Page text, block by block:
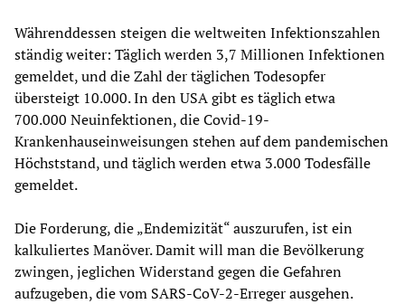
Währenddessen steigen die weltweiten Infektionszahlen
ständig weiter: Täglich werden 3,7 Millionen Infektionen
gemeldet, und die Zahl der täglichen Todesopfer
übersteigt 10.000. In den USA gibt es täglich etwa
700.000 Neuinfektionen, die Covid-19-
Krankenhauseinweisungen stehen auf dem pandemischen
Höchststand, und täglich werden etwa 3.000 Todesfälle
gemeldet.
Die Forderung, die „Endemizität“ auszurufen, ist ein
kalkuliertes Manöver. Damit will man die Bevölkerung
zwingen, jeglichen Widerstand gegen die Gefahren
aufzugeben, die vom SARS-CoV-2-Erreger ausgehen.